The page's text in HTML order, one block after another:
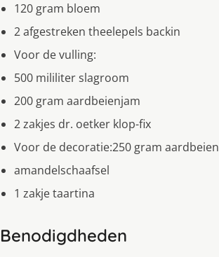
120 gram bloem
2 afgestreken theelepels backin
Voor de vulling:
500 mililiter slagroom
200 gram aardbeienjam
2 zakjes dr. oetker klop-fix
Voor de decoratie:250 gram aardbeien
amandelschaafsel
1 zakje taartina
Benodigdheden